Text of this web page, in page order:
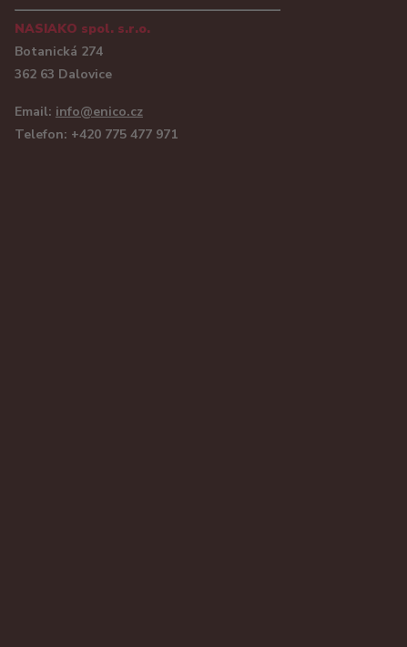
NASIAKO spol. s.r.o.
Botanická 274
362 63 Dalovice
Email: info@enico.cz
Telefon: +420 775 477 971